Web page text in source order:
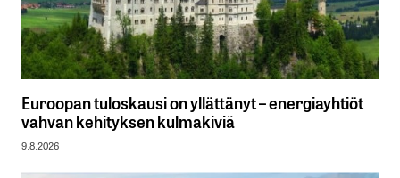
Euroopan tuloskausi on yllättänyt – energiayhtiöt
vahvan kehityksen kulmakiviä
9.8.2026